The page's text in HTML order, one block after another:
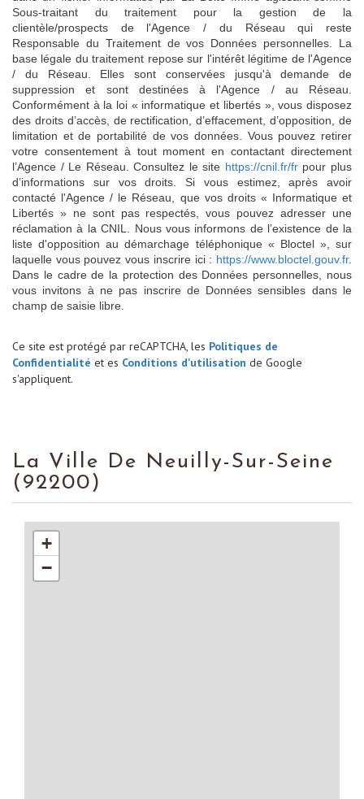
Sous-traitant du traitement pour la gestion de la
clientèle/prospects de l'Agence / du Réseau qui reste
Responsable du Traitement de vos Données personnelles. La
base légale du traitement repose sur l'intérêt légitime de l'Agence
/ du Réseau. Elles sont conservées jusqu'à demande de
suppression et sont destinées à l'Agence / au Réseau.
Conformément à la loi « informatique et libertés », vous disposez
des droits d’accès, de rectification, d’effacement, d’opposition, de
limitation et de portabilité de vos données. Vous pouvez retirer
votre consentement à tout moment en contactant directement
l’Agence / Le Réseau. Consultez le site https://cnil.fr/frpour plus
d’informations sur vos droits. Si vous estimez, après avoir
contacté l'Agence / le Réseau, que vos droits « Informatique et
Libertés » ne sont pas respectés, vous pouvez adresser une
réclamation à la CNIL. Nous vous informons de l’existence de la
liste d'opposition au démarchage téléphonique « Bloctel », sur
laquelle vous pouvez vous inscrire ici : https://www.bloctel.gouv.fr.
Dans le cadre de la protection des Données personnelles, nous
vous invitons à ne pas inscrire de Données sensibles dans le
champ de saisie libre.
Ce site est protégé par reCAPTCHA, les Politiques de
Confidentialité et es Conditions d'utilisation de Google
s'appliquent.
La Ville De Neuilly-Sur-Seine
(92200)
+
−